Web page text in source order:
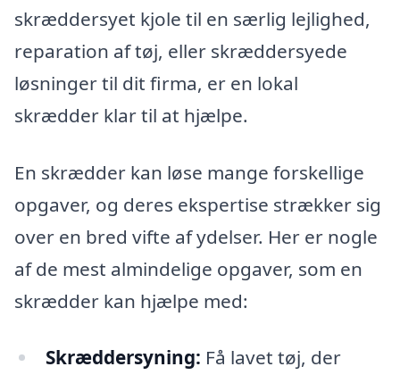
skræddersyet kjole til en særlig lejlighed,
reparation af tøj, eller skræddersyede
løsninger til dit firma, er en lokal
skrædder klar til at hjælpe.
En skrædder kan løse mange forskellige
opgaver, og deres ekspertise strækker sig
over en bred vifte af ydelser. Her er nogle
af de mest almindelige opgaver, som en
skrædder kan hjælpe med:
Skræddersyning: Få lavet tøj, der